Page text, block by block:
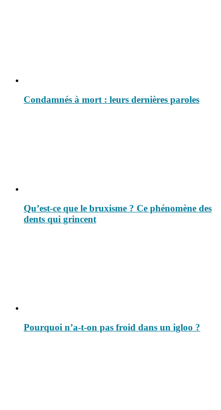
Condamnés à mort : leurs dernières paroles
Qu’est-ce que le bruxisme ? Ce phénomène des
dents qui grincent
Pourquoi n’a-t-on pas froid dans un igloo ?